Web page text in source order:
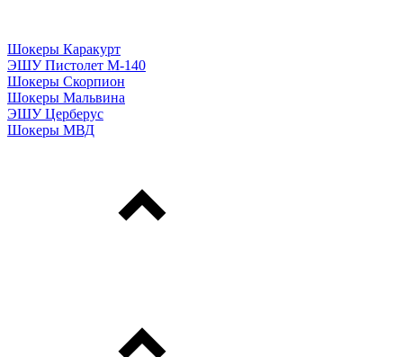
Шокеры Каракурт
ЭШУ Пистолет М-140
Шокеры Скорпион
Шокеры Мальвина
ЭШУ Церберус
Шокеры МВД